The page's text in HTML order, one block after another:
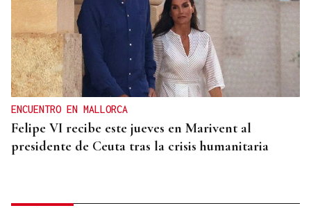
ENCUENTRO EN MALLORCA
Felipe VI recibe este jueves en Marivent al
presidente de Ceuta tras la crisis humanitaria